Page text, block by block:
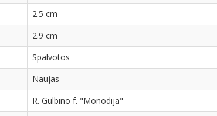
2.5 cm
2.9 cm
Spalvotos
Naujas
R. Gulbino f. "Monodija"